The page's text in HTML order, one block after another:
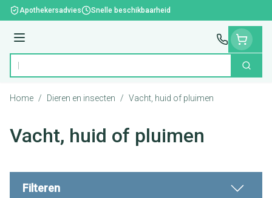
Ga naar de inhoud
Apothekersadvies Snelle beschikbaarheid
Menu
Product, merk, categorie... Zoek
Home / Dieren en insecten / Vacht, huid of pluimen
Vacht, huid of pluimen
Filteren